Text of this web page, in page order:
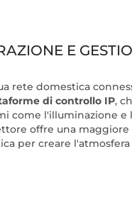
E
rete domestica
di controllo IP,
come l'illuminazione e
offre una
per creare